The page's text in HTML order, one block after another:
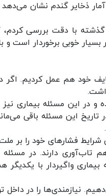
ذخایر گندم نشان می‌دهد
با دقت بررسی کردم،
بسیار خوبی برخوردار است و
و به وظایف خود هم عمل کردیم.
و در این مسئله بیماری نیز
این مسئله باقی
شرایط فشارهای خود را بر
تاب‌آوری دارند. در مسئله
بیماری واگیردار با یکدیگر
نیازمندی‌ها را در داخل